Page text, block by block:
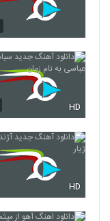
6275
6277
HD
HD